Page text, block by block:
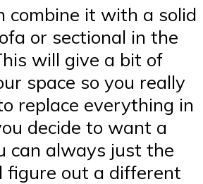
combine it with a solid
or sectional in the
will give a bit of
space so you really
replace everything in
decide to want a
can always just the
figure out a different